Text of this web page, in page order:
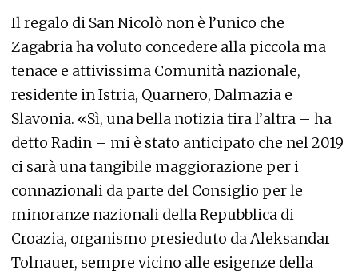
Il regalo di San Nicolò non è l’unico che
Zagabria ha voluto concedere alla piccola ma
tenace e attivissima Comunità nazionale,
residente in Istria, Quarnero, Dalmazia e
Slavonia. «Sì, una bella notizia tira l’altra – ha
detto Radin – mi è stato anticipato che nel 2019
ci sarà una tangibile maggiorazione per i
connazionali da parte del Consiglio per le
minoranze nazionali della Repubblica di
Croazia, organismo presieduto da Aleksandar
Tolnauer, sempre vicino alle esigenze della